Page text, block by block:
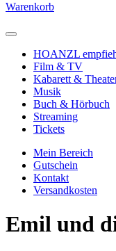
Warenkorb
HOANZL
Film & TV
Kabarett &
Musik
Buch & Hörbuch
Streaming
Tickets
Mein Bereich
Gutschein
Kontakt
Versandkosten
Emil und